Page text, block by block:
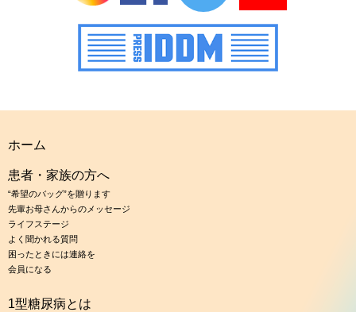
ホーム
患者・家族の方へ
“希望のバッグ”を贈ります
先輩お母さんからのメッセージ
ライフステージ
よく聞かれる質問
困ったときには連絡を
会員になる
1型糖尿病とは